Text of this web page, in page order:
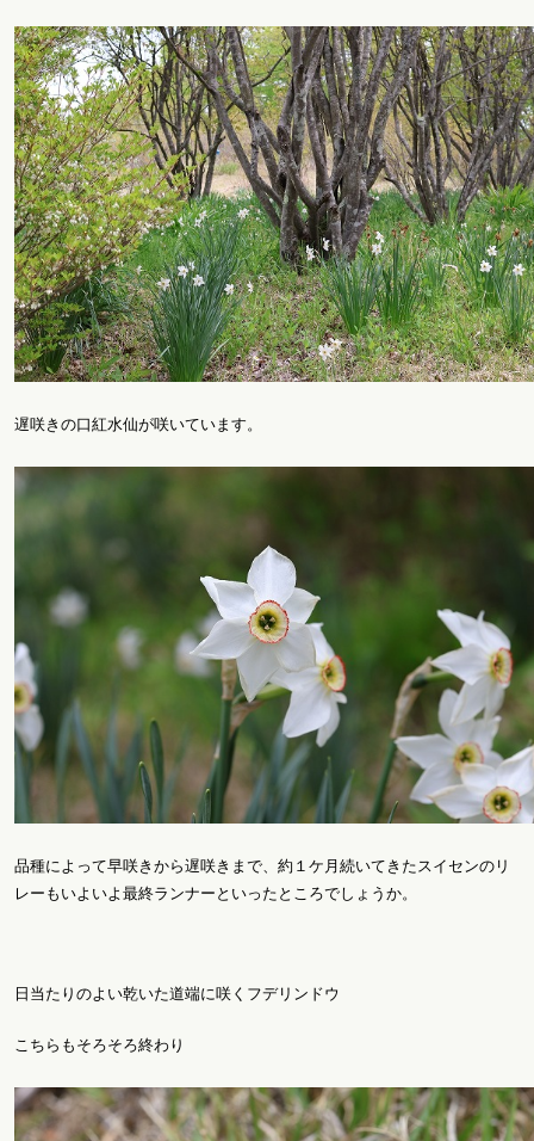
遅咲きの口紅水仙が咲いています。
品種によって早咲きから遅咲きまで、約１ケ月続いてきたスイセンのリ
レーもいよいよ最終ランナーといったところでしょうか。
日当たりのよい乾いた道端に咲くフデリンドウ
こちらもそろそろ終わり